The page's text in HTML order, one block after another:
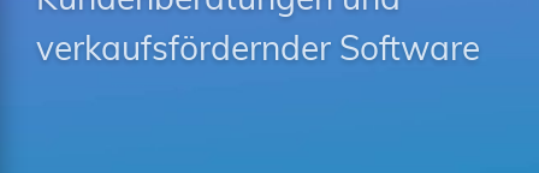
verkaufsfördernder Software